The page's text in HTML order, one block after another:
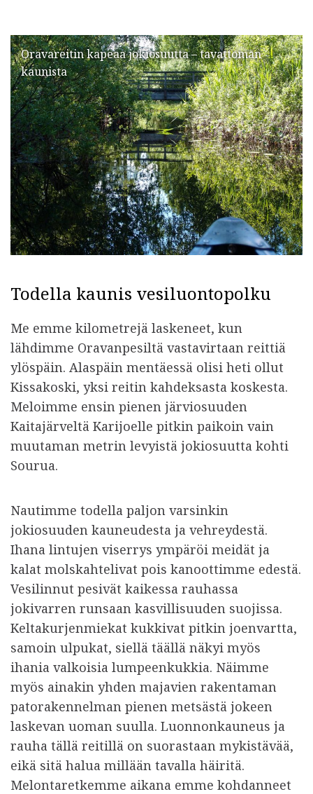
Oravareitin kapeaa jokiosuutta – tavattoman
kaunista
Todella kaunis vesiluontopolku
Me emme kilometrejä laskeneet, kun
lähdimme Oravanpesiltä vastavirtaan reittiä
ylöspäin. Alaspäin mentäessä olisi heti ollut
Kissakoski, yksi reitin kahdeksasta koskesta.
Meloimme ensin pienen järviosuuden
Kaitajärveltä Karijoelle pitkin paikoin vain
muutaman metrin levyistä jokiosuutta kohti
Sourua.
Nautimme todella paljon varsinkin
jokiosuuden kauneudesta ja vehreydestä.
Ihana lintujen viserrys ympäröi meidät ja
kalat molskahtelivat pois kanoottimme edestä.
Vesilinnut pesivät kaikessa rauhassa
jokivarren runsaan kasvillisuuden suojissa.
Keltakurjenmiekat kukkivat pitkin joenvartta,
samoin ulpukat, siellä täällä näkyi myös
ihania valkoisia lumpeenkukkia. Näimme
myös ainakin yhden majavien rakentaman
patorakennelman pienen metsästä jokeen
laskevan uoman suulla. Luonnonkauneus ja
rauha tällä reitillä on suorastaan mykistävää,
eikä sitä halua millään tavalla häiritä.
Melontaretkemme aikana emme kohdanneet